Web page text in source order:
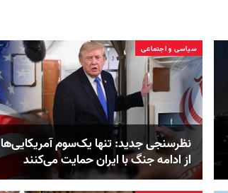
سیاسی و اجتماعی
نظرسنجی جدید: تنها یک‌سوم آمریکایی‌ها
از ادامه جنگ با ایران حمایت می‌کنند